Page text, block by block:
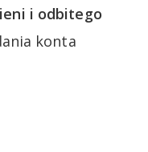
i odbitego
konta